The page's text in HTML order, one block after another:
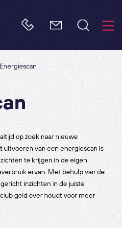
Energiescan
op zoek naar nieuwe
uitvoeren van een energiescan is
te krijgen in de eigen
ervan. Met behulp van de
inzichten in de juiste
geld over houdt voor meer